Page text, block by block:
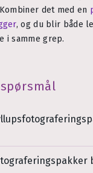
det med en
, og du blir både
i samme grep.